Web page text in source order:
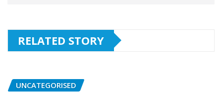
RELATED STORY
UNCATEGORISED